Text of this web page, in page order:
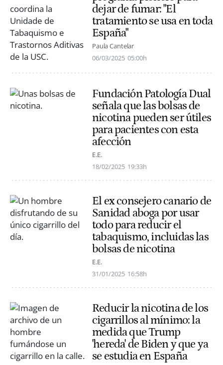
dejar de fumar: "El
tratamiento se usa en toda
España"
Paula Cantelar
06/03/2025 05:00h
Fundación Patología Dual
señala que las bolsas de
nicotina pueden ser útiles
para pacientes con esta
afección
E.E.
18/02/2025 19:33h
El ex consejero canario de
Sanidad aboga por usar
todo para reducir el
tabaquismo, incluidas las
bolsas de nicotina
E.E.
31/01/2025 16:58h
Reducir la nicotina de los
cigarrillos al mínimo: la
medida que Trump
'hereda' de Biden y que ya
se estudia en España